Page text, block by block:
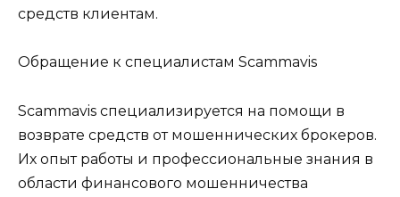
средств клиентам.
Обращение к специалистам Scammavis
Scammavis специализируется на помощи в
возврате средств от мошеннических брокеров.
Их опыт работы и профессиональные знания в
области финансового мошенничества